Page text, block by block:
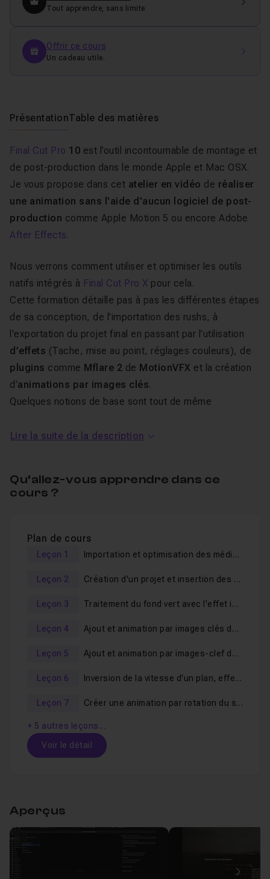
Tout apprendre, sans limite
Offrir ce cours
Un cadeau utile.
PrésentationTable des matières
Final Cut Pro 10 est l’outil incontournable de montage et
de post-production dans le monde Apple et Mac OSX.
Je vous propose dans cet atelier en vidéo de réaliser
une animation sans l'aide d'aucun logiciel de post-
production comme Apple Motion 5 ou encore Adobe
After Effects.
Nous verrons comment utiliser et optimiser les outils
natifs intégrés à Final Cut Pro X pour cela.
Cette formation détaille pas à pas les différentes étapes
de sa conception, de l'importation des rushs, à
l'exportation du projet final en passant par l’utilisation
d’effets (Tache, mise au point, réglages couleurs), de
plugins comme Mflare 2 de MotionVFX et la création
d’animations par images clés.
Quelques notions de base sont tout de même
salon d'entraide.
Très bonne formation !
Lire la suite de la description
Qu’allez-vous apprendre dans ce
cours ?
Plan de cours
Leçon 1 Importation et optimisation des médias dans Final Cut Pro
Leçon 2 Création d'un projet et insertion des plans
Leçon 3 Traitement du fond vert avec l'effet incrustateur
Leçon 4 Ajout et animation par images clés de l'effet Trace
Leçon 5 Ajout et animation par images-clef de l'effet Mise Au Point
Leçon 6 Inversion de la vitesse d'un plan, effet Dolly et modification d'échelle
Leçon 7 Créer une animation par rotation du sujet
+ 5 autres leçons…
Voir le détail
Aperçus